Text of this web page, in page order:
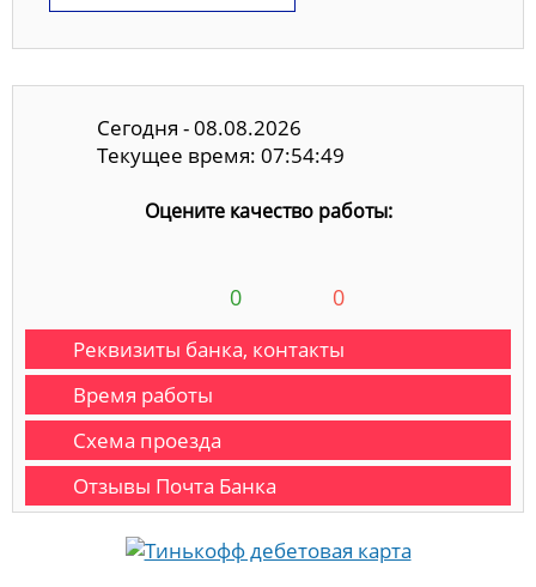
Сегодня - 08.08.2026
Текущее время: 07:54:50
Оцените качество работы:
0 0
Реквизиты банка, контакты
Время работы
Схема проезда
Отзывы Почта Банка